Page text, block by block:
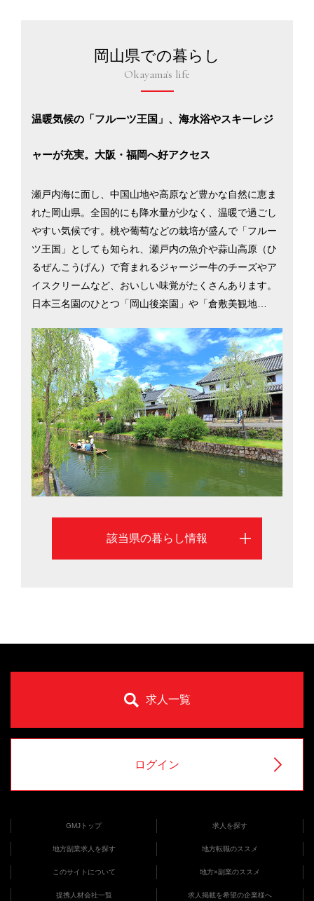
岡山県での暮らし
Okayama's life
温暖気候の「フルーツ王国」、海水浴やスキーレジ
ャーが充実。大阪・福岡へ好アクセス
瀬戸内海に面し、中国山地や高原など豊かな自然に恵ま
れた岡山県。全国的にも降水量が少なく、温暖で過ごし
やすい気候です。桃や葡萄などの栽培が盛んで「フルー
ツ王国」としても知られ、瀬戸内の魚介や蒜山高原（ひ
るぜんこうげん）で育まれるジャージー牛のチーズやア
イスクリームなど、おいしい味覚がたくさんあります。
日本三名園のひとつ「岡山後楽園」や「倉敷美観地
夏は海水浴、冬はスキーや温泉など県内のレジャーも充
実しています。県には4つの高速道路、JR岡山駅からは6
本の在来線が東西南北に張り巡らされ、本州と四国・九
州を結び、大阪や福岡など近郊の大都市へ行くのにも便
利です。また、全国でもトップクラスの医師数を誇り、
豊かな自然環境の中で安心して子育てができるのも魅力
です。岡山市と倉敷市を中心に岡山県での暮らしを考え
る際に役立つ情報を掲載しています
該当県の暮らし情報
求人一覧
ログイン
GMJトップ 求人を探す
地方副業求人を探す 地方転職のススメ
このサイトについて 地方×副業のススメ
提携人材会社一覧 求人掲載を希望の企業様へ